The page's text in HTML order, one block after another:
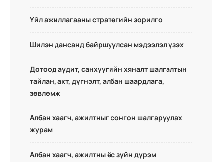
Үйл ажиллагааны стратегийн зорилго
Шилэн дансанд байршуулсан мэдээлэл үзэх
Дотоод аудит, санхүүгийн хяналт шалгалтын
тайлан, акт, дүгнэлт, албан шаардлага,
зөвлөмж
Албан хаагч, ажилтныг сонгон шалгаруулах
журам
Албан хаагч, ажилтны ёс зүйн дүрэм